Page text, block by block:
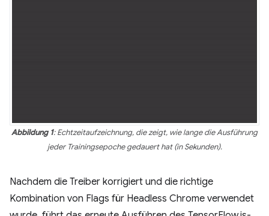
Abbildung 1: Echtzeitaufzeichnung, die zeigt, wie lange die Ausführung
jeder Trainingsepoche gedauert hat (in Sekunden).
Nachdem die Treiber korrigiert und die richtige
Kombination von Flags für Headless Chrome verwendet